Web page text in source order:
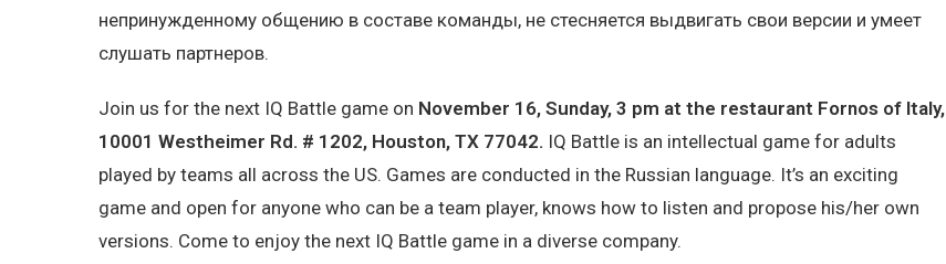
непринужденному общению в составе команды, не стесняется выдвигать свои версии и умеет
слушать партнеров.
Join us for the next IQ Battle game on November 16, Sunday, 3 pm at the restaurant Fornos of Italy,
10001 Westheimer Rd. # 1202, Houston, TX 77042. IQ Battle is an intellectual game for adults
played by teams all across the US. Games are conducted in the Russian language. It’s an exciting
game and open for anyone who can be a team player, knows how to listen and propose his/her own
versions. Come to enjoy the next IQ Battle game in a diverse company.